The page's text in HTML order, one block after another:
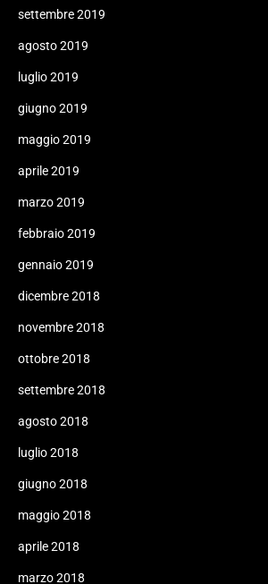
settembre 2019
agosto 2019
luglio 2019
giugno 2019
maggio 2019
aprile 2019
marzo 2019
febbraio 2019
gennaio 2019
dicembre 2018
novembre 2018
ottobre 2018
settembre 2018
agosto 2018
luglio 2018
giugno 2018
maggio 2018
aprile 2018
marzo 2018